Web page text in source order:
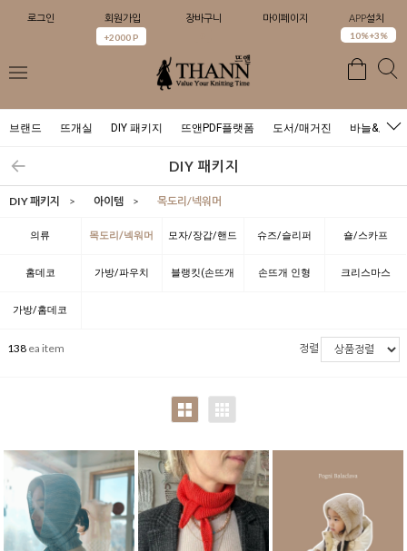
로그인 회원가입
+2000 P
장바구니 마이페이지 APP설치
10%+3%
브랜드 뜨개실 DIY 패키지 뜨앤PDF플랫폼 도서/매거진 바늘&도구
DIY 패키지
DIY 패키지 > 아이템 > 목도리/넥워머
의류 목도리/넥워머 모자/장갑/핸드
워머
슈즈/슬리퍼 숄/스카프
홈데코 가방/파우치 블랭킷(손뜨개 손뜨개 인형 크리스마스
가방/홈데코
138 ea item 정렬